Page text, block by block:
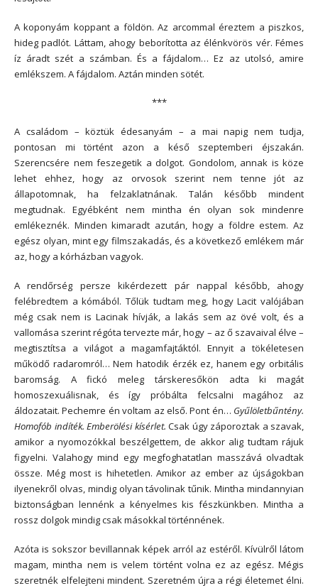
A koponyám koppant a földön. Az arcommal éreztem a piszkos,
hideg padlót. Láttam, ahogy beborította az élénkvörös vér. Fémes
íz áradt szét a számban. És a fájdalom… Ez az utolsó, amire
emlékszem. A fájdalom. Aztán minden sötét.
***
A családom – köztük édesanyám – a mai napig nem tudja,
pontosan mi történt azon a késő szeptemberi éjszakán.
Szerencsére nem feszegetik a dolgot. Gondolom, annak is köze
lehet ehhez, hogy az orvosok szerint nem tenne jót az
állapotomnak, ha felzaklatnának. Talán később mindent
megtudnak. Egyébként nem mintha én olyan sok mindenre
emlékeznék. Minden kimaradt azután, hogy a földre estem. Az
egész olyan, mint egy filmszakadás, és a következő emlékem már
az, hogy a kórházban vagyok.
A rendőrség persze kikérdezett pár nappal később, ahogy
felébredtem a kómából. Tőlük tudtam meg, hogy Lacit valójában
még csak nem is Lacinak hívják, a lakás sem az övé volt, és a
vallomása szerint régóta tervezte már, hogy – az ő szavaival élve –
megtisztítsa a világot a magamfajtáktól. Ennyit a tökéletesen
működő radaromról… Nem hatodik érzék ez, hanem egy orbitális
baromság. A fickó meleg társkeresőkön adta ki magát
homoszexuálisnak, és így próbálta felcsalni magához az
áldozatait. Pechemre én voltam az első. Pont én… Gyűlöletbűntény.
Homofób indíték. Emberölési kísérlet. Csak úgy záporoztak a szavak,
amikor a nyomozókkal beszélgettem, de akkor alig tudtam rájuk
figyelni. Valahogy mind egy megfoghatatlan masszává olvadtak
össze. Még most is hihetetlen. Amikor az ember az újságokban
ilyenekről olvas, mindig olyan távolinak tűnik. Mintha mindannyian
biztonságban lennénk a kényelmes kis fészkünkben. Mintha a
rossz dolgok mindig csak másokkal történnének.
Azóta is sokszor bevillannak képek arról az estéről. Kívülről látom
magam, mintha nem is velem történt volna ez az egész. Mégis
szeretnék elfelejteni mindent. Szeretném újra a régi életemet élni.